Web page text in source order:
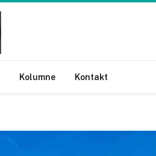
Kolumne Kontakt